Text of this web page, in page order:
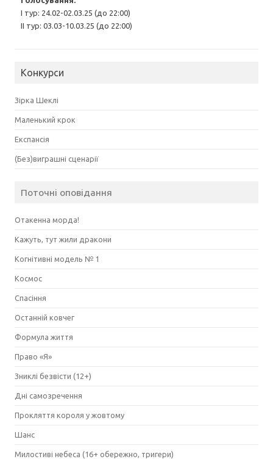
І тур: 24.02-02.03.25 (до 22:00)
ІІ тур: 03.03-10.03.25 (до 22:00)
Конкурси
Зірка Шеклі
Маленький крок
Експансія
(Без)виграшні сценарії
Поточні оповідання
Отакенна морда!
Кажуть, тут жили дракони
Когнітивні модель № 1
Космос
Спасіння
Останній ковчег
Формула життя
Право «Я»
Зниклі безвісти (12+)
Дні самозречення
Прокляття короля у жовтому
Шанс
Милостиві небеса (16+ обережно, тригери)